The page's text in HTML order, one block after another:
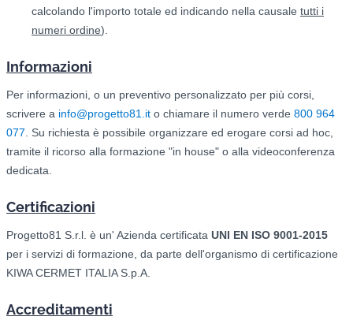
calcolando l'importo totale ed indicando nella causale tutti i
numeri ordine).
Informazioni
Per informazioni, o un preventivo personalizzato per più corsi,
scrivere a info@progetto81.it o chiamare il numero verde 800 964
077. Su richiesta è possibile organizzare ed erogare corsi ad hoc,
tramite il ricorso alla formazione "in house" o alla videoconferenza
dedicata.
Certificazioni
Progetto81 S.r.l. è un' Azienda certificata UNI EN ISO 9001-2015
per i servizi di formazione, da parte dell'organismo di certificazione
KIWA CERMET ITALIA S.p.A.
Accreditamenti